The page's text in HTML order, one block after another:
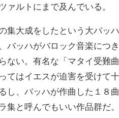
ァルトにまで及んでいる。
集大成をしたという大バッ
バッハがバロック音楽につ
ない。有名な「マタイ受難
てはイエスが迫害を受けて
し、バッハが作曲した１８
集と呼んでもいい作品群だ。